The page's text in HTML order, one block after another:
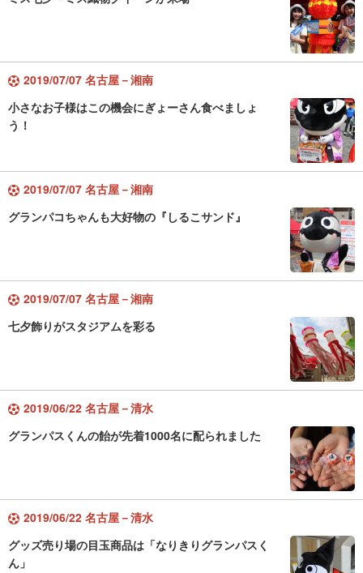
2019/07/07 名古屋－湘南
小さなお子様はこの機会にぎょーさん食べましょ
う！
2019/07/07 名古屋－湘南
グランパコちゃんも大好物の『しるこサンド』
2019/07/07 名古屋－湘南
七夕飾りがスタジアムを彩る
2019/06/22 名古屋－清水
グランパスくんの飴が先着1000名に配られました
2019/06/22 名古屋－清水
グッズ売り場の目玉商品は「なりきりグランパスく
ん」